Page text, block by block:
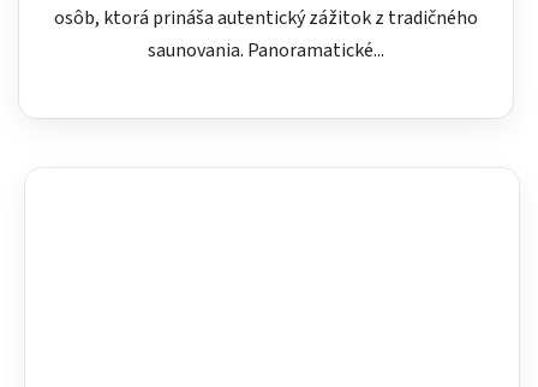
osôb, ktorá prináša autentický zážitok z tradičného
saunovania. Panoramatické...